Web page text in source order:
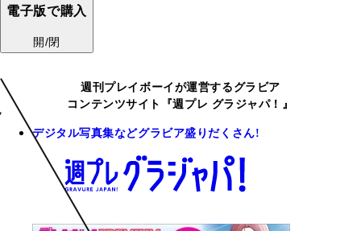
電子版で購入
開/閉
週刊プレイボーイが運営するグラビア
コンテンツサイト『週プレ グラジャパ！』
デジタル写真集などグラビア盛りだくさん!